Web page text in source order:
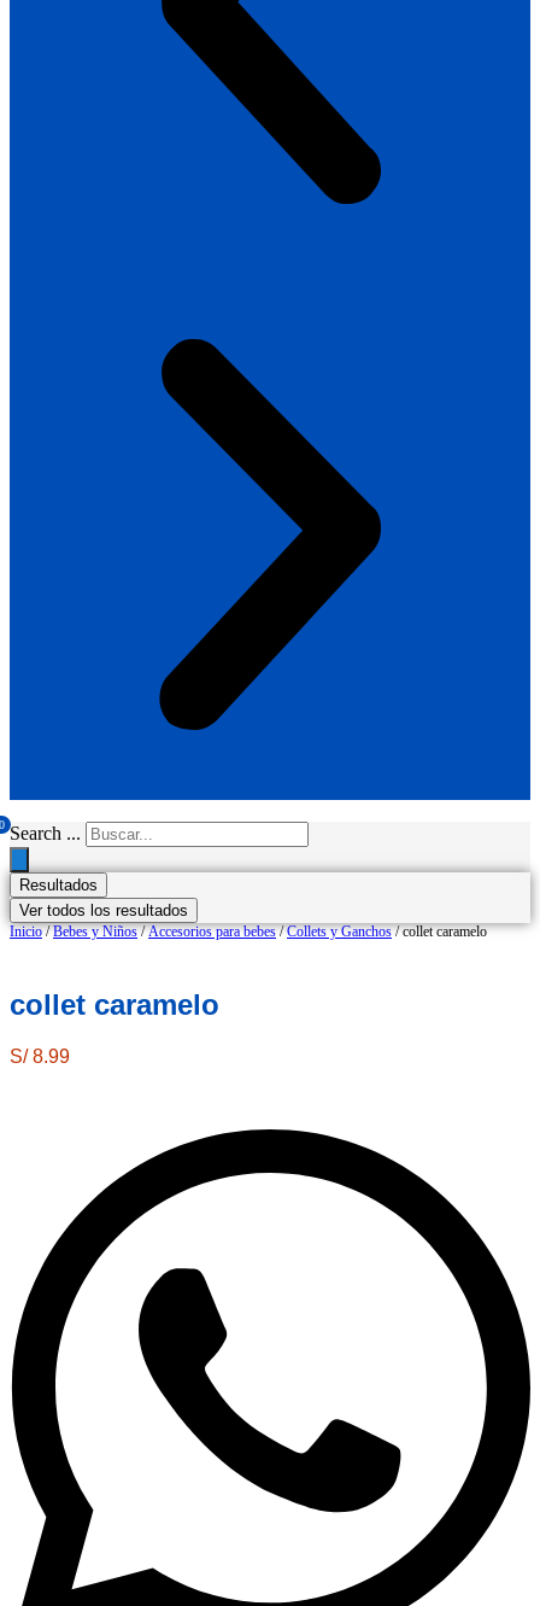
0 Search ...
Resultados
Ver todos los resultados
Inicio/Bebes y Niños/Accesorios para bebes/Collets y Ganchos/ collet caramelo
collet caramelo
S/8.99